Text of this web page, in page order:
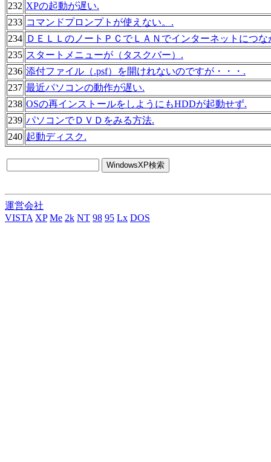
232 XPの起動が遅い.
233 コマンドプロンプトが使えない。.
234 ＤＥＬＬのノートＰＣでＬＡＮでインターネットにつな
235 スタートメニューが（タスクバー）.
236 添付ファイル（.psf）を開けれないのですが・・・.
237 最近パソコンの動作が遅い.
238 OSの再インストールをしようにもHDDが起動せず.
239 パソコンでＤＶＤをみる方法.
240 起動ディスク.
運営会社
VISTA XP Me 2k NT 98 95 Lx DOS